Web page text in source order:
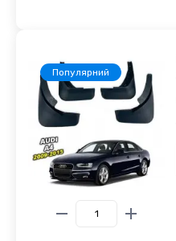
Популярний